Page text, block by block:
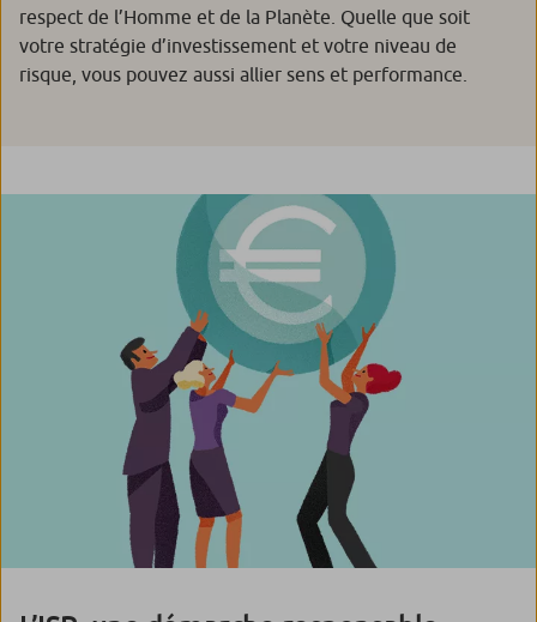
respect de l’Homme et de la Planète. Quelle que soit
votre stratégie d’investissement et votre niveau de
risque, vous pouvez aussi allier sens et performance.